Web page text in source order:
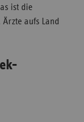
ist die
aufs Land